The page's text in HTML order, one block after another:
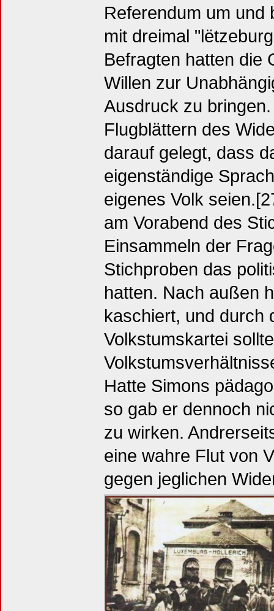
Referendum um und
mit dreimal
Befragten hatten die
Willen zur
Ausdruck zu
Flugblättern des
darauf gelegt, dass
eigenständige
eigenes Volk
am Vorabend des
Einsammeln der
Stichproben das
hatten. Nach außen
kaschiert, und durch
Volkstumskartei
Hatte Simons
so gab er dennoch
zu wirken.
eine wahre Flut von
gegen jeglichen